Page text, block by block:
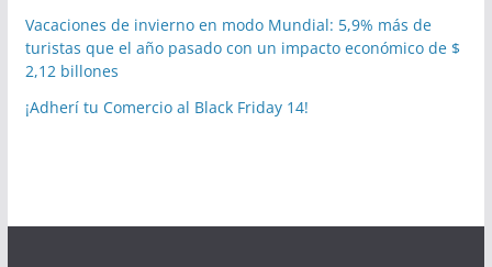
Vacaciones de invierno en modo Mundial: 5,9% más de
turistas que el año pasado con un impacto económico de $
2,12 billones
¡Adherí tu Comercio al Black Friday 14!